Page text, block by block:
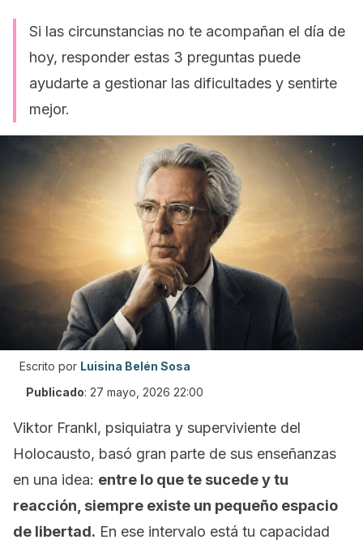
Si las circunstancias no te acompañan el día de
hoy, responder estas 3 preguntas puede
ayudarte a gestionar las dificultades y sentirte
mejor.
Escrito por Luisina Belén Sosa
Publicado: 27 mayo, 2026 22:00
Viktor Frankl, psiquiatra y superviviente del
Holocausto, basó gran parte de sus enseñanzas
en una idea: entre lo que te sucede y tu
reacción, siempre existe un pequeño espacio
de libertad. En ese intervalo está tu capacidad